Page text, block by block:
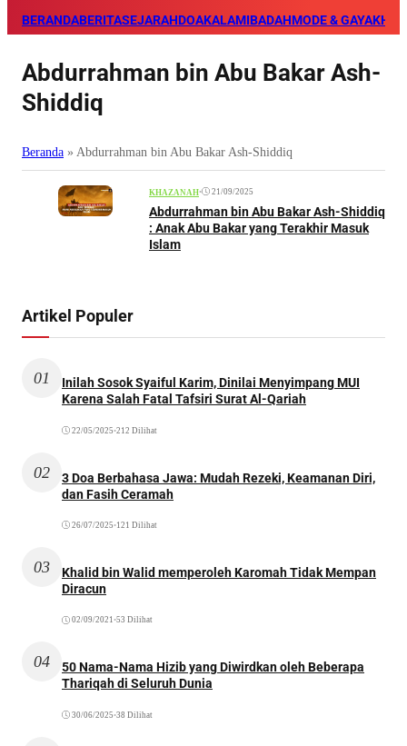
BERANDABERITASEJARAHDOAKALAMIBADAHMODE & GAYA
Abdurrahman bin Abu Bakar Ash-
Shiddiq
Beranda » Abdurrahman bin Abu Bakar Ash-Shiddiq
KHAZANAH• 21/09/2025
Abdurrahman bin Abu Bakar Ash-Shiddiq
: Anak Abu Bakar yang Terakhir Masuk
Islam
Artikel Populer
01
Inilah Sosok Syaiful Karim, Dinilai Menyimpang MUI
Karena Salah Fatal Tafsiri Surat Al-Qariah
22/05/2025 •212 Dilihat
02
3 Doa Berbahasa Jawa: Mudah Rezeki, Keamanan Diri,
dan Fasih Ceramah
26/07/2025 •121 Dilihat
03
Khalid bin Walid memperoleh Karomah Tidak Mempan
Diracun
02/09/2021 •53 Dilihat
04
50 Nama-Nama Hizib yang Diwirdkan oleh Beberapa
Thariqah di Seluruh Dunia
30/06/2025 •38 Dilihat